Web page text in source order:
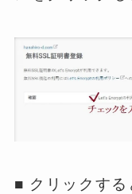
■ クリックす